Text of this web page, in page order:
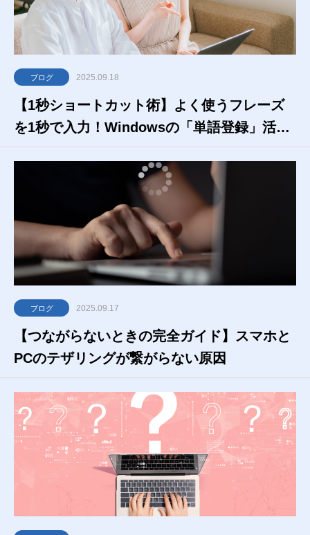
ブログ 2025.09.18
【1秒ショートカット術】よく使うフレーズ
を1秒で入力！Windowsの「単語登録」活用
術
ブログ 2025.09.17
【つながらないときの完全ガイド】スマホと
PCのテザリングが繋がらない原因